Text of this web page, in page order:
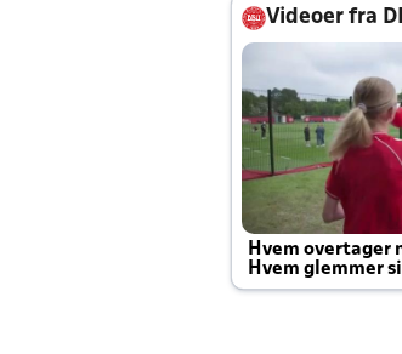
Videoer fra
Hvem overtager
Hvem glemmer
Joachim altid til